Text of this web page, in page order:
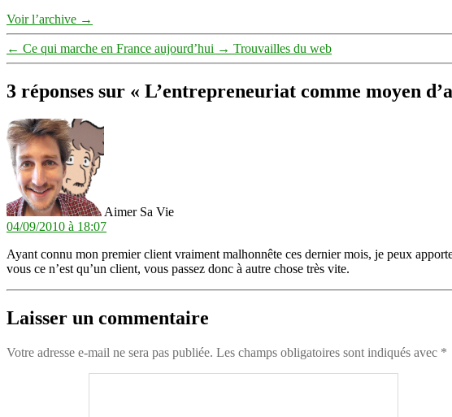
Voir l’archive →
← Ce qui marche en France aujourd’hui → Trouvailles du web
3 réponses sur « L’entrepreneuriat comme moyen
Aimer Sa Vie
04/09/2010 à 18:07
Ayant connu mon premier client vraiment malhonnête ces dernier mois, je peux
vous ce n’est qu’un client, vous passez donc à autre chose très vite.
Laisser un commentaire
Votre adresse e-mail ne sera pas publiée. Les champs obligatoires sont indiqués avec *